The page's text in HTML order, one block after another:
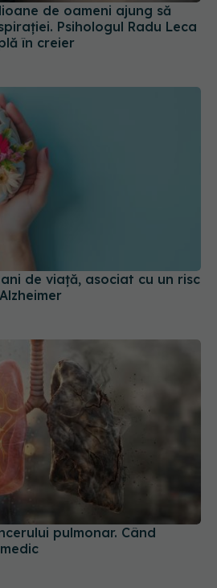
Psihologul Radu Leca
în creier
de viață, asociat cu un risc
pulmonar. Când